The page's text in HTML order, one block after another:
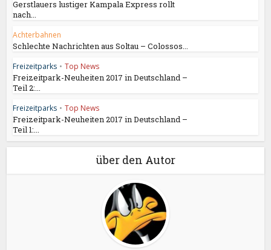
Gerstlauers lustiger Kampala Express rollt
nach...
Achterbahnen
Schlechte Nachrichten aus Soltau – Colossos...
Freizeitparks • Top News
Freizeitpark-Neuheiten 2017 in Deutschland –
Teil 2:...
Freizeitparks • Top News
Freizeitpark-Neuheiten 2017 in Deutschland –
Teil 1:...
über den Autor